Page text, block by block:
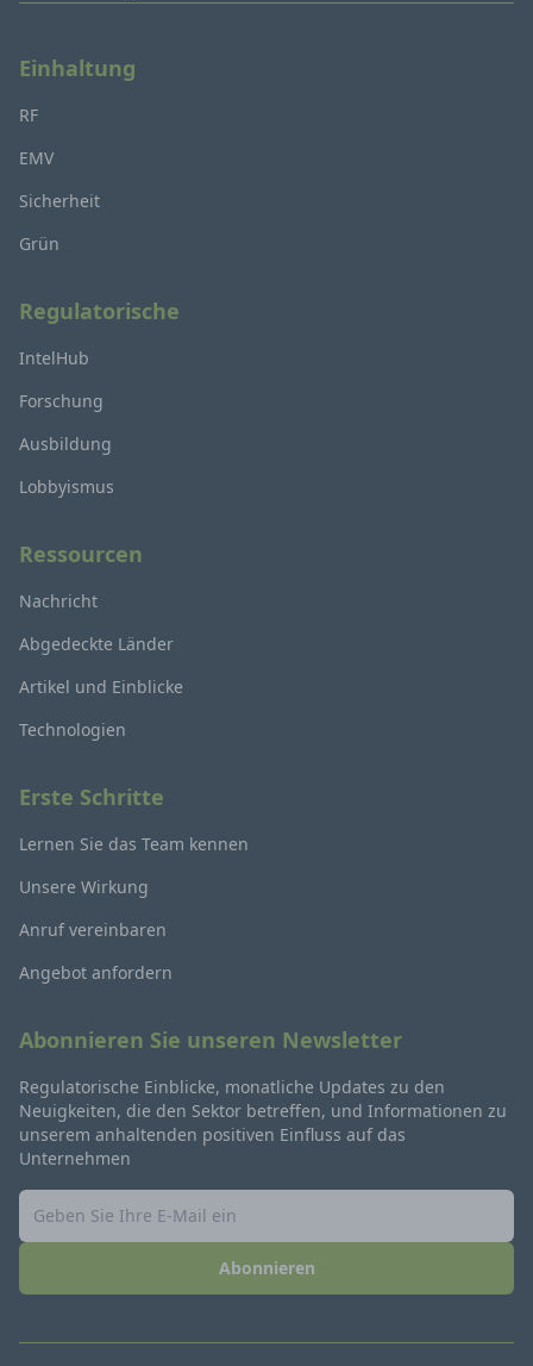
Einhaltung
RF
EMV
Sicherheit
Grün
Regulatorische
IntelHub
Forschung
Ausbildung
Lobbyismus
Ressourcen
Nachricht
Abgedeckte Länder
Artikel und Einblicke
Technologien
Erste Schritte
Lernen Sie das Team kennen
Unsere Wirkung
Anruf vereinbaren
Angebot anfordern
Abonnieren Sie unseren Newsletter
Regulatorische Einblicke, monatliche Updates zu den
Neuigkeiten, die den Sektor betreffen, und Informationen zu
unserem anhaltenden positiven Einfluss auf das
Unternehmen
Abonnieren